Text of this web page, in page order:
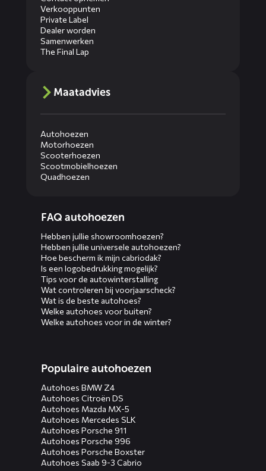
Verkooppunten
Private Label
Dealer worden
Samenwerken
The Final Lap
Maatadvies
Autohoezen
Motorhoezen
Scooterhoezen
Scootmobielhoezen
Quadhoezen
menusFAQ autohoezen
Hebben jullie showroomhoezen?
Hebben jullie universele autohoezen?
Hoe bescherm ik mijn cabriodak?
Is een logobedrukking mogelijk?
Tips voor de autowinterstalling
Wat controleren bij voorjaarscheck?
Wat is de beste autohoes?
Welke autohoes voor buiten?
Welke autohoes voor in de winter?
Populaire autohoezen
Autohoes BMW Z4
Autohoes Citroën DS
Autohoes Mazda MX-5
Autohoes Mercedes SLK
Autohoes Porsche 911
Autohoes Porsche 996
Autohoes Porsche Boxster
Autohoes Saab 9-3 Cabrio